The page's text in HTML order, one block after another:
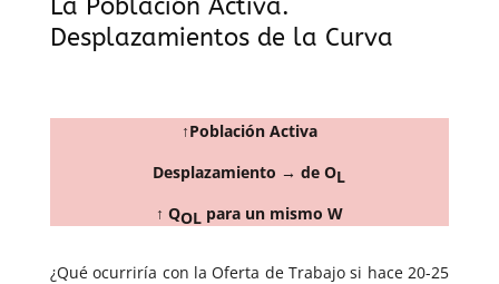
La Población Activa.
Desplazamientos de la Curva
↑Población Activa
Desplazamiento → de OL
↑ QOL para un mismo W
¿Qué ocurriría con la Oferta de Trabajo si hace 20-25